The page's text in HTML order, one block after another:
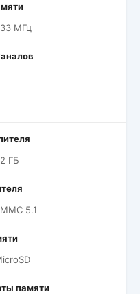
МГц
ГБ
5.1
памяти